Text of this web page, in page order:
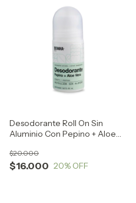
Desodorante Roll On Sin
Aluminio Con Pepino + Aloe
$16.000
$20.000
20% OFF